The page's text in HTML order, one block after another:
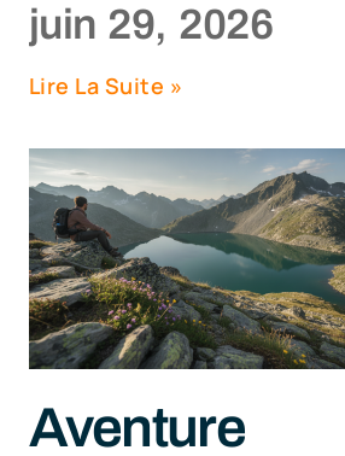
juin 29, 2026
Lire La Suite »
Aventure